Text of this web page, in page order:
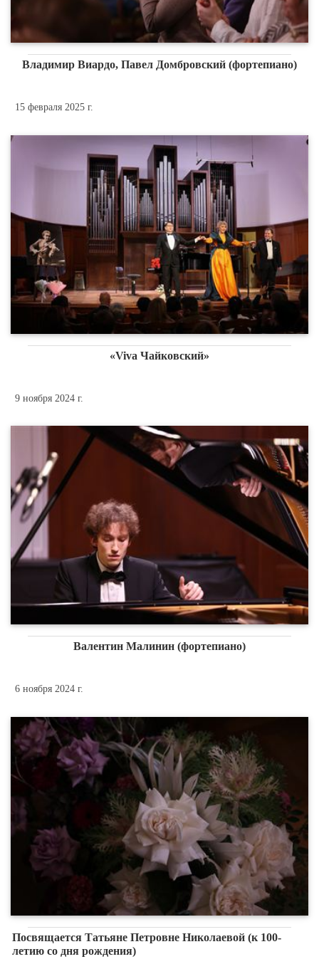
Владимир Виардо, Павел Домбровский (фортепиано)
15 февраля 2025 г.
«Viva Чайковский»
9 ноября 2024 г.
Валентин Малинин (фортепиано)
6 ноября 2024 г.
Посвящается Татьяне Петровне Николаевой (к 100-
летию со дня рождения)